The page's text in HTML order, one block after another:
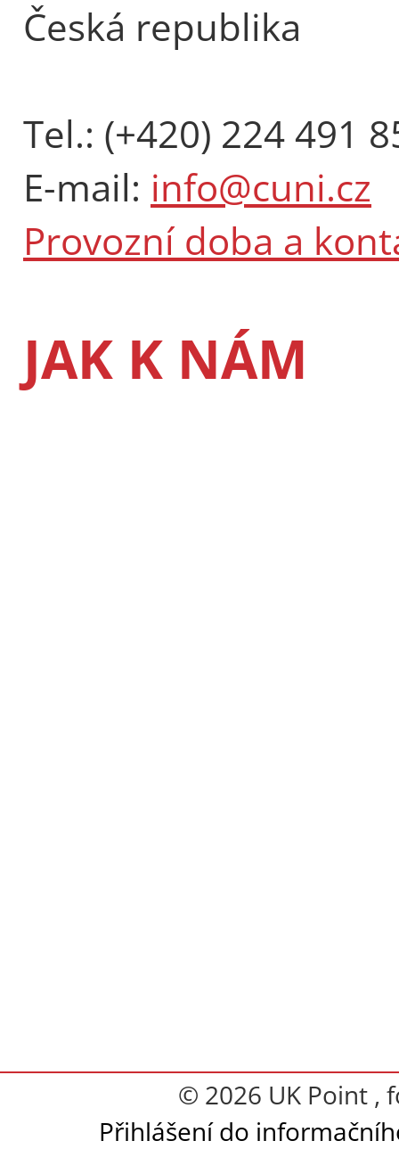
Česká republika
Tel.: (+420) 224 491
E-mail: info@cuni.cz
Provozní doba a
JAK K NÁM
© 2026 UK Point ,
Přihlášení do